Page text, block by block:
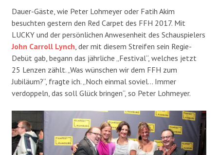
Dauer-Gäste, wie Peter Lohmeyer oder Fatih Akim
besuchten gestern den Red Carpet des FFH 2017. Mit
LUCKY und der persönlichen Anwesenheit des Schauspielers
John Carroll Lynch , der mit diesem Streifen sein Regie-
Debüt gab, begann das jährliche „Festival“, welches jetzt
25 Lenzen zählt. „Was wünschen wir dem FFH zum
Jubiläum?“, fragte ich. „Noch einmal soviel… Immer
verdoppeln, das soll Glück bringen“, so Peter Lohmeyer.